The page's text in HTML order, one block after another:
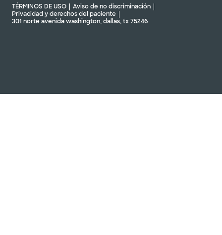
TÉRMINOS DE USO
Aviso de no discriminación
Privacidad y derechos del paciente
301 norte avenida washington, dallas, tx 75246